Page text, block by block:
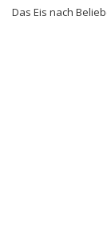
Das Eis nach